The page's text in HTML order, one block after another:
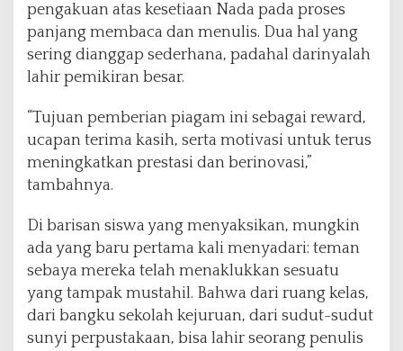
pengakuan atas kesetiaan Nada pada proses
panjang membaca dan menulis. Dua hal yang
sering dianggap sederhana, padahal darinyalah
lahir pemikiran besar.
“Tujuan pemberian piagam ini sebagai reward,
ucapan terima kasih, serta motivasi untuk terus
meningkatkan prestasi dan berinovasi,”
tambahnya.
Di barisan siswa yang menyaksikan, mungkin
ada yang baru pertama kali menyadari: teman
sebaya mereka telah menaklukkan sesuatu
yang tampak mustahil. Bahwa dari ruang kelas,
dari bangku sekolah kejuruan, dari sudut-sudut
sunyi perpustakaan, bisa lahir seorang penulis